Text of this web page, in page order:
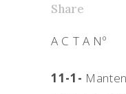
Share
A C T A Nº
11-1-